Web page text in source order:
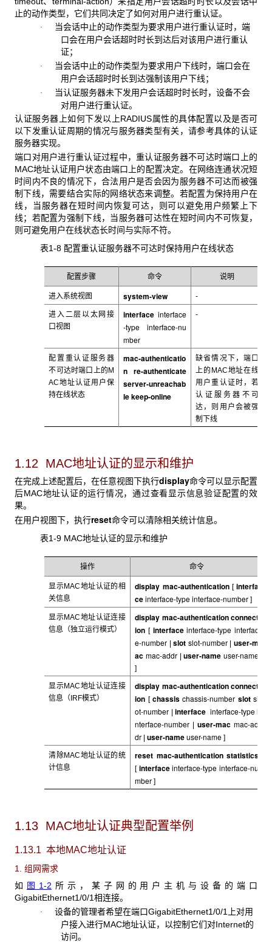
止的动作类型，它们共同决定了如何对用户进行重认证。
· 当会话中止的动作类型为要求用户进行重认证时，端
口会在用户会话超时时长到达后对该用户进行重认
证；
· 当会话中止的动作类型为要求用户下线时，端口会在
用户会话超时时长到达强制该用户下线；
· 当认证服务器未下发用户会话超时时长时，设备不会
对用户进行重认证。
认证服务器上如何下发以上RADIUS属性的具体配置以及是否可
以下发重认证周期的情况与服务器类型有关，请参考具体的认证
服务器实现。
端口对用户进行重认证过程中，重认证服务器不可达时端口上的
MAC地址认证用户状态由端口上的配置决定。在网络连通状况短
时间内不良的情况下，合法用户是否会因为服务器不可达而被强
制下线，需要结合实际的网络状态来调整。若配置为保持用户在
线，当服务器在短时间内恢复可达，则可以避免用户频繁上下
线；若配置为强制下线，当服务器可达性在短时间内不可恢复，
则可避免用户在线状态长时间与实际不符。
表1-8 配置重认证服务器不可达时保持用户在线状态
配置步骤 命令 说明
进入系统视图 system-view -
进入二层以太网接
口视图
interface interface
-type interface-nu
mber
-
配置重认证服务器
不可达时端口上的M
AC地址认证用户保
持在线状态
mac-authenticatio
n re-authenticate
server-unreachab
le keep-online
缺省情况下，端口
上的MAC地址在线
用户重认证时，若
认证服务器不可
达，则用户会被强
制下线
1.12 MAC地址认证的显示和维护
在完成上述配置后，在任意视图下执行display命令可以显示配置
后MAC地址认证的运行情况，通过查看显示信息验证配置的效
果。
在用户视图下，执行reset命令可以清除相关统计信息。
表1-9 MAC地址认证的显示和维护
操作 命令
显示MAC地址认证的相
关信息
display mac-authentication [ interfa
ceinterface-type interface-number ]
显示MAC地址认证连接
信息（独立运行模式）
display mac-authentication connect
ion [ interface interface-type interfac
e-number |slot slot-number| user-m
ac mac-addr|user-name user-name
]
显示MAC地址认证连接
信息（IRF模式）
display mac-authentication connect
ion [ chassis chassis-number slot sl
ot-number | interface interface-typei
nterface-number |user-mac mac-ad
dr |user-nameuser-name]
清除MAC地址认证的统
计信息
reset mac-authentication statistics
[ interface interface-type interface-nu
mber ]
1.13 MAC地址认证典型配置举例
1.13.1 本地MAC地址认证
1. 组网需求
如 图1-2 所示，某子网的用户主机与设备的端口
GigabitEthernet1/0/1相连接。
· 设备的管理者希望在端口GigabitEthernet1/0/1
上对用
户接入进行MAC地址认证，以控制它们对Internet的
访问。